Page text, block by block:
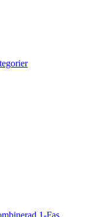
1-Fas